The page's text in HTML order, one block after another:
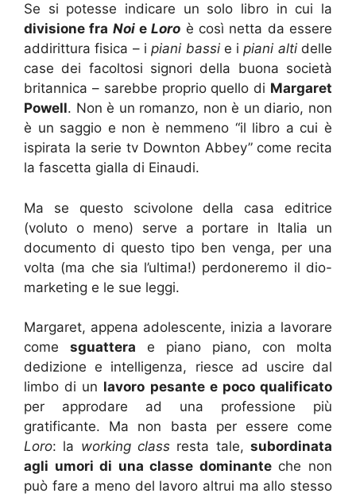
Se si potesse indicare un solo libro in cui la
divisione fra NoieLoro è così netta da essere
addirittura fisica – ipiani bassie ipiani altidelle
case dei facoltosi signori della buona società
britannica – sarebbe proprio quello di Margaret
Powell. Non è un romanzo, non è un diario, non
è un saggio e non è nemmeno “il libro a cui è
ispirata la serie tv Downton Abbey” come recita
la fascetta gialla di Einaudi.
Ma se questo scivolone della casa editrice
(voluto o meno) serve a portare in Italia un
documento di questo tipo ben venga, per una
volta (ma che sia l’ultima!) perdoneremo il dio-
marketing e le sue leggi.
Margaret, appena adolescente, inizia a lavorare
come sguattera e piano piano, con molta
dedizione e intelligenza, riesce ad uscire dal
limbo di un lavoro pesante e poco qualificato
per approdare ad una professione più
gratificante. Ma non basta per essere come
Loro: la working class resta tale,subordinata
agli umori di una classe dominanteche non
può fare a meno del lavoro altrui ma allo stesso